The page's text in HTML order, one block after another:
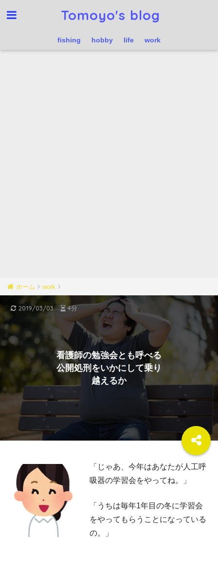
Tomoyo's blog
fishing hobby life work
ホーム work
看護師の勉強会とも呼べる
公開処刑をいかにして乗り
越えるか
2019/03/03 4分
「じゃあ、今年はあなたが人工呼
吸器の学習会をやってね。」
「うちは毎年1年目の冬に学習会
をやってもらうことになっている
の。」